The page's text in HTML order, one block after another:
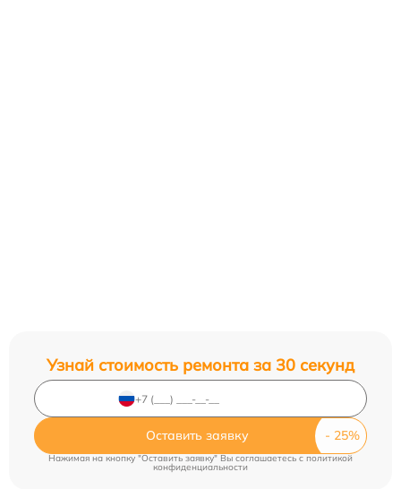
Узнай стоимость ремонта за 30 секунд
Оставить заявку
Нажимая на кнопку "Оставить заявку" Вы соглашаетесь c политикой
конфиденциальности